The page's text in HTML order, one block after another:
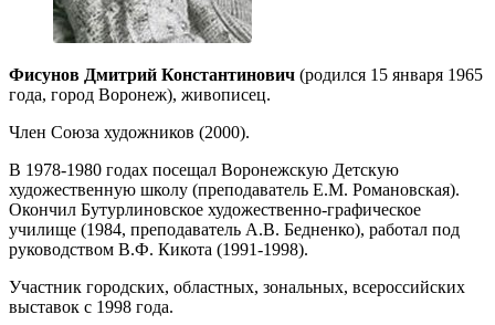
Фисунов Дмитрий Константинович (родился 15 января 1965
года, город Воронеж), живописец.
Член Союза художников (2000).
В 1978-1980 годах посещал Воронежскую Детскую
художественную школу (преподаватель Е.М. Романовская).
Окончил Бутурлиновское художественно-графическое
училище (1984, преподаватель А.В. Бедненко), работал под
руководством В.Ф. Кикота (1991-1998).
Участник городских, областных, зональных, всероссийских
выставок с 1998 года.